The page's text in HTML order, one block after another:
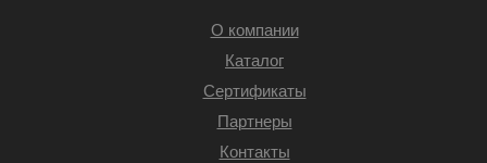
О компании
Каталог
Сертификаты
Партнеры
Контакты